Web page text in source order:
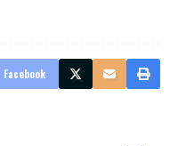
Facebook